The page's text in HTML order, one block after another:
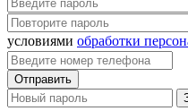
условиями обработки